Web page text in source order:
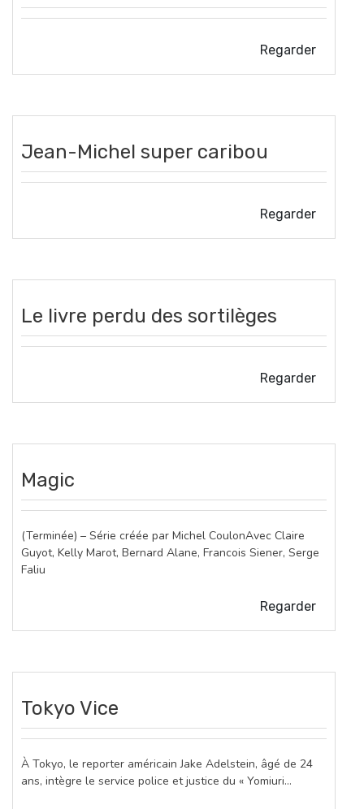
Regarder
Jean-Michel super caribou
Regarder
Le livre perdu des sortilèges
Regarder
Magic
(Terminée) – Série créée par Michel CoulonAvec Claire
Guyot, Kelly Marot, Bernard Alane, Francois Siener, Serge
Faliu
Regarder
Tokyo Vice
À Tokyo, le reporter américain Jake Adelstein, âgé de 24
ans, intègre le service police et justice du « Yomiuri…